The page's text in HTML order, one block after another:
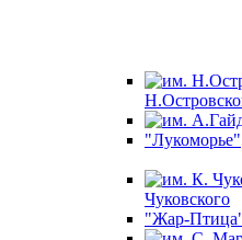
"Лукоморье"
Чуковского
"Жар-